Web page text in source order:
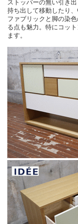
ストッパーの無い引き
持ち出して移動したり
ファブリックと脚の染
る点も魅力。特にコッ
ます。